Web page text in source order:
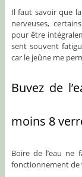
Il faut savoir que
nerveuses,
pour être
sent souvent
car le jeûne me
Buvez de
moins 8
Boire de l’eau ne
fonctionnement